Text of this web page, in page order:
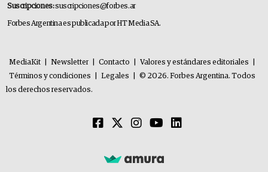
Suscripciones:suscripciones@forbes.ar
Forbes Argentina es publicada por HT Media SA.
MediaKit Newsletter Contacto Valores y estándares editoriales
Términos y condiciones
Legales
© 2026. Forbes Argentina. Todos
los derechos reservados.